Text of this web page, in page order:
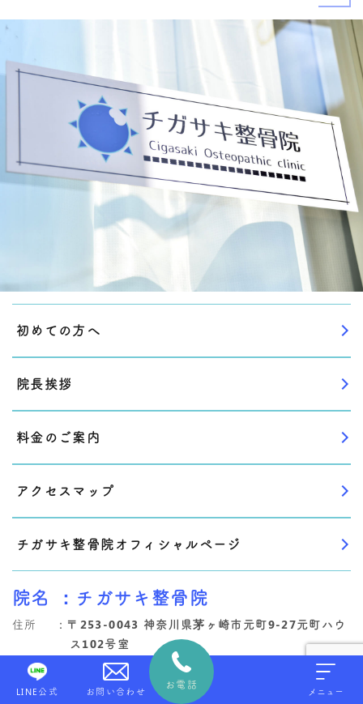
LINE公式 お問い合わせ
お電話
メニュー
初めての方へ
院長挨拶
料金のご案内
アクセスマップ
チガサキ整骨院オフィシャルページ
院名 ：チガサキ整骨院
住所 ： 〒253-0043 神奈川県茅ヶ崎市元町9-27元町ハウ
ス102号室
最寄
：茅ヶ崎駅 北口 徒歩４分
駐車場 ：駐輪場あり 茅ヶ崎駅周辺コインパーキング、近